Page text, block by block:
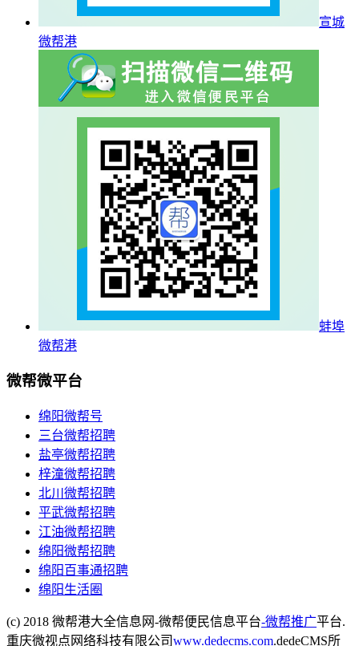
宣城
微帮港
蚌埠
微帮港
微帮微平台
绵阳微帮号
三台微帮招聘
盐亭微帮招聘
梓潼微帮招聘
北川微帮招聘
平武微帮招聘
江油微帮招聘
绵阳微帮招聘
绵阳百事通招聘
绵阳生活圈
(c) 2018 微帮港大全信息网-微帮便民信息平台-微帮推广平台.
重庆微视点网络科技有限公司www.dedecms.com.dedeCMS所